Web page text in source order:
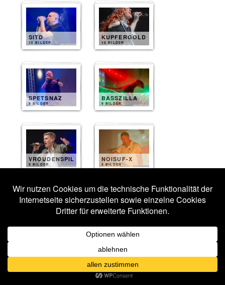
SITD
10 BILDER
KUPFERGOLD
10 BILDER
SPETSNAZ
9 BILDER
BASSZILLA
9 BILDER
VROUDENSPIL
9 BILDER
NOISUF-X
8 BILDER
Fotos 2025|Verschlagwortet mit
Antibody,Basszilla,Chainreactor,Combichrist,Eisenfunk,
Noisuf-X, Osi and the Jupiter
Stahlmann,Vroudenspil,Wave Gotik Treffen